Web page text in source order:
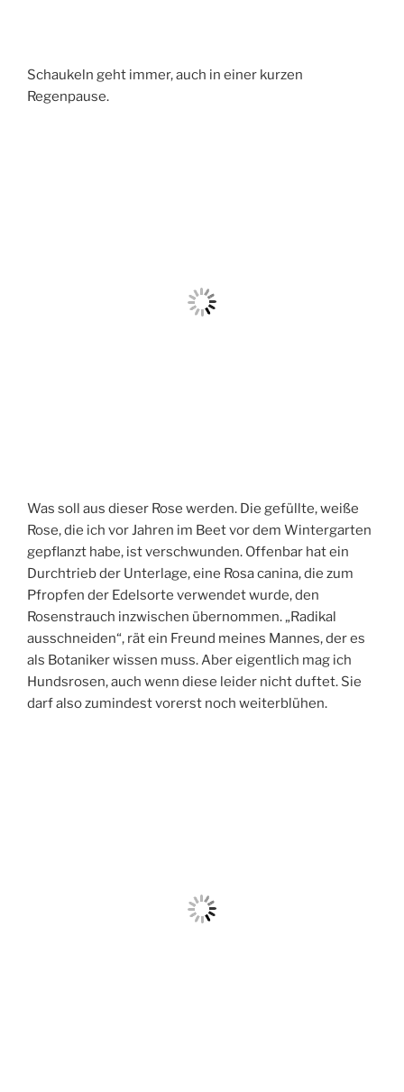
Schaukeln geht immer, auch in einer kurzen
Regenpause.
Was soll aus dieser Rose werden. Die gefüllte, weiße
Rose, die ich vor Jahren im Beet vor dem Wintergarten
gepflanzt habe, ist verschwunden. Offenbar hat ein
Durchtrieb der Unterlage, eine Rosa canina, die zum
Pfropfen der Edelsorte verwendet wurde, den
Rosenstrauch inzwischen übernommen. „Radikal
ausschneiden“, rät ein Freund meines Mannes, der es
als Botaniker wissen muss. Aber eigentlich mag ich
Hundsrosen, auch wenn diese leider nicht duftet. Sie
darf also zumindest vorerst noch weiterblühen.